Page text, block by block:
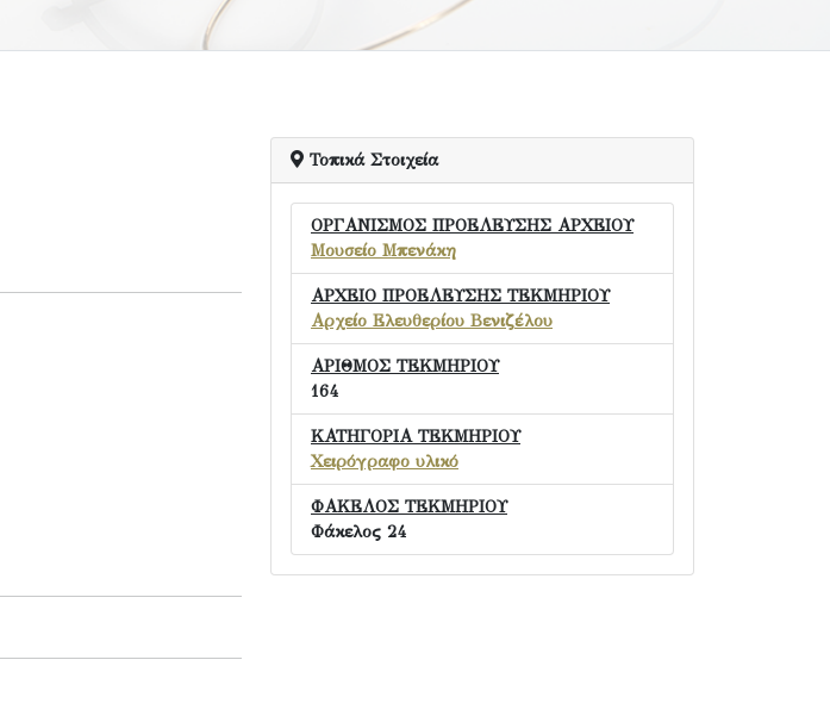
Τοπικά Στοιχεία
ΟΡΓΑΝΙΣΜΟΣ ΠΡΟΕΛΕΥΣΗΣ ΑΡΧΕΙΟΥ
Μουσείο Μπενάκη
ΑΡΧΕΙΟ ΠΡΟΕΛΕΥΣΗΣ ΤΕΚΜΗΡΙΟΥ
Αρχείο Ελευθερίου Βενιζέλου
ΑΡΙΘΜΟΣ ΤΕΚΜΗΡΙΟΥ
164
ΚΑΤΗΓΟΡΙΑ ΤΕΚΜΗΡΙΟΥ
Χειρόγραφο υλικό
ΦΑΚΕΛΟΣ ΤΕΚΜΗΡΙΟΥ
Φάκελος 24